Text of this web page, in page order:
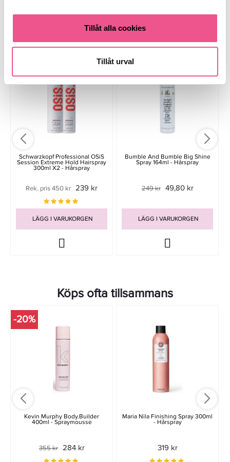
Tillåt alla cookies
Tillåt urval
Liknande produkter
Schwarzkopf Professional OSiS
Session Extreme Hold Hairspray
300ml X2 - Hårspray
Rek. pris 450 kr 239 kr
LÄGG I VARUKORGEN
-80%
Bumble And Bumble Big Shine
Spray 164ml - Hårspray
249 kr 49,80 kr
LÄGG I VARUKORGEN
Köps ofta tillsammans
-20%
Kevin Murphy Body.Builder
400ml - Spraymousse
355 kr 284 kr
Maria Nila Finishing Spray 300ml
- Hårspray
319 kr